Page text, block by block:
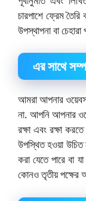
চারপাশে ফ্রেম
উপস্থাপনা বা
এর সাথে
আমরা আপনার
না. আপনি আপনার
রক্ষা এবং রক্ষা
উপস্থিত হওয়া উচিত
করা যেতে পারে বা
কোনও তৃতীয় পক্ষের